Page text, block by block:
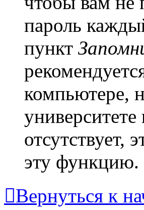
пароль
пункт
компьютере,
отсутствует,
эту функцию.
Вернуться к